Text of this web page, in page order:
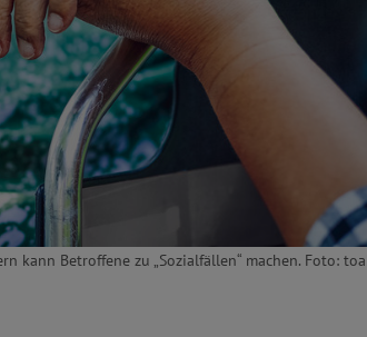
kann Betroffene zu „Sozialfällen“ machen. Foto: